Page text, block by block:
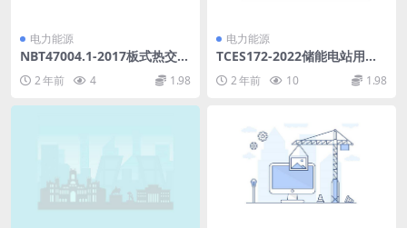
电力能源
NBT47004.1-2017板式热交换
换器(27.38MB)pdf
2 年前 4 1.98
电力能源
TCES172-2022储能电站用锂
75.78KB)pdf
2 年前 10 1.98